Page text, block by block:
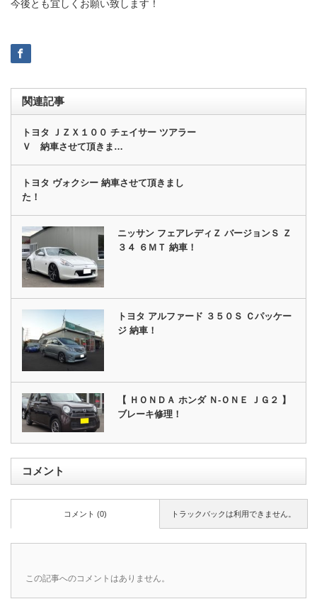
今後とも宜しくお願い致します！
関連記事
トヨタ ＪＺＸ１００ チェイサー ツアラー
Ｖ 納車させて頂きま…
トヨタ ヴォクシー 納車させて頂きまし
た！
ニッサン フェアレディＺ バージョンＳ Ｚ
３４ ６ＭＴ 納車！
トヨタ アルファード ３５０Ｓ Ｃパッケー
ジ 納車！
【 ＨＯＮＤＡ ホンダ Ｎ‐ＯＮＥ ＪＧ２ 】
ブレーキ修理！
コメント
トラックバックは利用できません。
コメント (0)
この記事へのコメントはありません。